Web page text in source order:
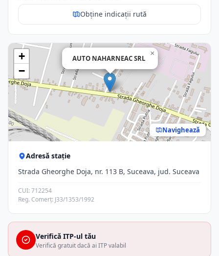
Obține indicații rută
AUTO NAHARNEAC SRL
×
+
−
Navighează
Adresă stație
Strada Gheorghe Doja, nr. 113 B, Suceava, jud. Suceava
CUI: 712254
Reg. Comerț: J33/1353/1992
Verifică ITP-ul tău
Verifică gratuit dacă ai ITP valabil